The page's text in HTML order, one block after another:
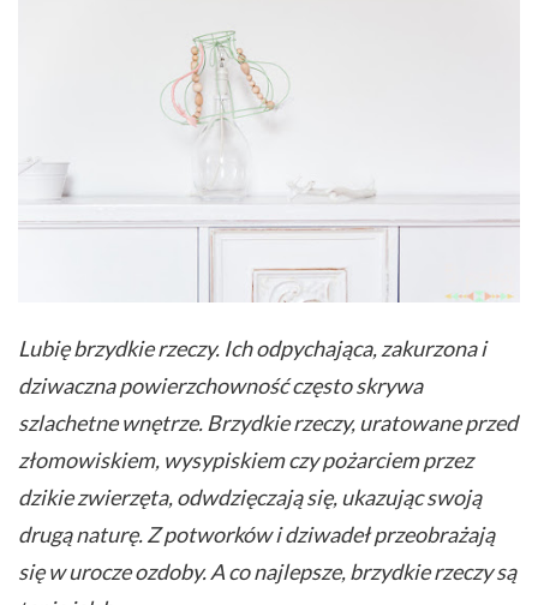
Lubię brzydkie rzeczy. Ich odpychająca, zakurzona i
dziwaczna powierzchowność często skrywa
szlachetne wnętrze. Brzydkie rzeczy, uratowane przed
złomowiskiem, wysypiskiem czy pożarciem przez
dzikie zwierzęta, odwdzięczają się, ukazując swoją
drugą naturę. Z potworków i dziwadeł przeobrażają
się w urocze ozdoby. A co najlepsze, brzydkie rzeczy są